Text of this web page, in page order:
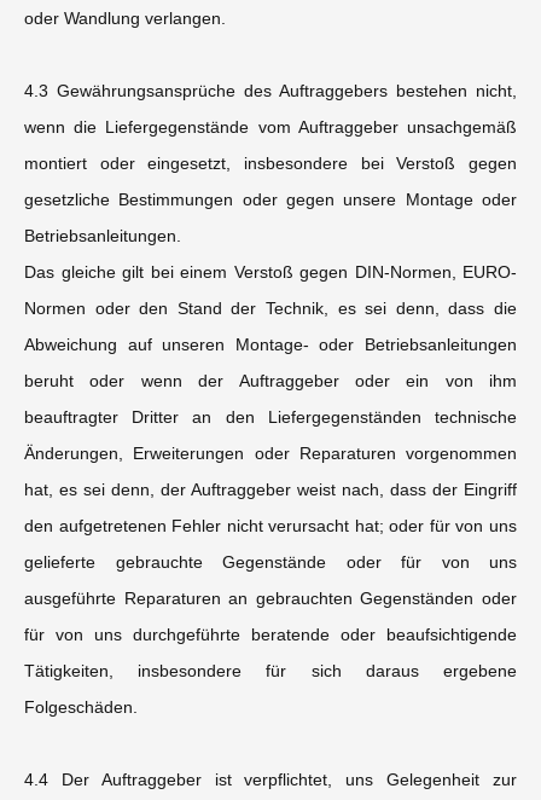
oder Wandlung verlangen.
4.3 Gewährungsansprüche des Auftraggebers bestehen nicht,
wenn die Liefergegenstände vom Auftraggeber unsachgemäß
montiert oder eingesetzt, insbesondere bei Verstoß gegen
gesetzliche Bestimmungen oder gegen unsere Montage oder
Betriebsanleitungen.
Das gleiche gilt bei einem Verstoß gegen DIN-Normen, EURO-
Normen oder den Stand der Technik, es sei denn, dass die
Abweichung auf unseren Montage- oder Betriebsanleitungen
beruht oder wenn der Auftraggeber oder ein von ihm
beauftragter Dritter an den Liefergegenständen technische
Änderungen, Erweiterungen oder Reparaturen vorgenommen
hat, es sei denn, der Auftraggeber weist nach, dass der Eingriff
den aufgetretenen Fehler nicht verursacht hat; oder für von uns
gelieferte gebrauchte Gegenstände oder für von uns
ausgeführte Reparaturen an gebrauchten Gegenständen oder
für von uns durchgeführte beratende oder beaufsichtigende
Tätigkeiten, insbesondere für sich daraus ergebene
Folgeschäden.
4.4 Der Auftraggeber ist verpflichtet, uns Gelegenheit zur